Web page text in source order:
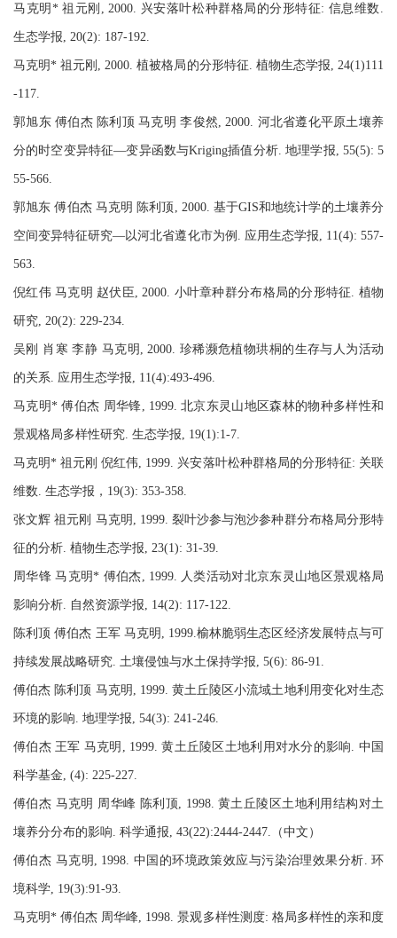
马克明* 祖元刚, 2000. 兴安落叶松种群格局的分形特征: 信息维数.
生态学报, 20(2): 187-192.
马克明* 祖元刚, 2000. 植被格局的分形特征. 植物生态学报, 24(1)111
-117.
郭旭东 傅伯杰 陈利顶 马克明 李俊然, 2000. 河北省遵化平原土壤养
分的时空变异特征—变异函数与Kriging插值分析. 地理学报, 55(5): 5
55-566.
郭旭东 傅伯杰 马克明 陈利顶, 2000. 基于GIS和地统计学的土壤养分
空间变异特征研究—以河北省遵化市为例. 应用生态学报, 11(4): 557-
563.
倪红伟 马克明 赵伏臣, 2000. 小叶章种群分布格局的分形特征. 植物
研究, 20(2): 229-234.
吴刚 肖寒 李静 马克明, 2000. 珍稀濒危植物珙桐的生存与人为活动
的关系. 应用生态学报, 11(4):493-496.
马克明* 傅伯杰 周华锋, 1999. 北京东灵山地区森林的物种多样性和
景观格局多样性研究. 生态学报, 19(1):1-7.
马克明* 祖元刚 倪红伟, 1999. 兴安落叶松种群格局的分形特征: 关联
维数. 生态学报，19(3): 353-358.
张文辉 祖元刚 马克明, 1999. 裂叶沙参与泡沙参种群分布格局分形特
征的分析. 植物生态学报, 23(1): 31-39.
周华锋 马克明* 傅伯杰, 1999. 人类活动对北京东灵山地区景观格局
影响分析. 自然资源学报, 14(2): 117-122.
陈利顶 傅伯杰 王军 马克明, 1999.榆林脆弱生态区经济发展特点与可
持续发展战略研究. 土壤侵蚀与水土保持学报, 5(6): 86-91.
傅伯杰 陈利顶 马克明, 1999. 黄土丘陵区小流域土地利用变化对生态
环境的影响. 地理学报, 54(3): 241-246.
傅伯杰 王军 马克明, 1999. 黄土丘陵区土地利用对水分的影响. 中国
科学基金, (4): 225-227.
傅伯杰 马克明 周华峰 陈利顶, 1998. 黄土丘陵区土地利用结构对土
壤养分分布的影响. 科学通报, 43(22):2444-2447.（中文）
傅伯杰 马克明, 1998. 中国的环境政策效应与污染治理效果分析. 环
境科学, 19(3):91-93.
马克明* 傅伯杰 周华峰, 1998. 景观多样性测度: 格局多样性的亲和度